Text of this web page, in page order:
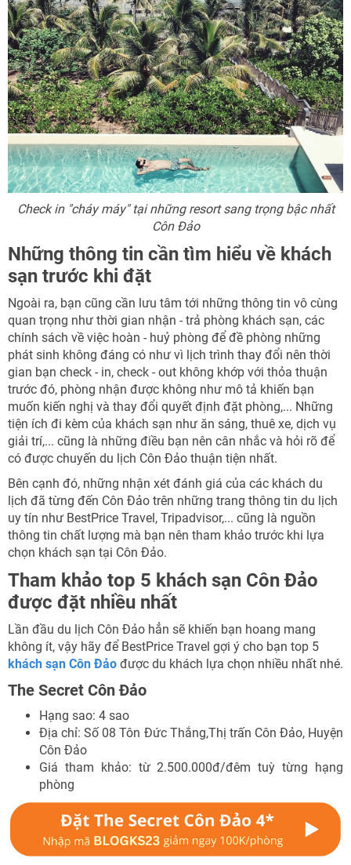
Check in "cháy máy" tại những resort sang trọng bậc nhất
Côn Đảo
Những thông tin cần tìm hiểu về khách
sạn trước khi đặt
Ngoài ra, bạn cũng cần lưu tâm tới những thông tin vô cùng
quan trọng như thời gian nhận - trả phòng khách sạn, các
chính sách về việc hoàn - huỷ phòng để đề phòng những
phát sinh không đáng có như vì lịch trình thay đổi nên thời
gian bạn check - in, check - out không khớp với thỏa thuận
trước đó, phòng nhận được không như mô tả khiến bạn
muốn kiến nghị và thay đổi quyết định đặt phòng,... Những
tiện ích đi kèm của khách sạn như ăn sáng, thuê xe, dịch vụ
giải trí,... cũng là những điều bạn nên cân nhắc và hỏi rõ để
có được chuyến du lịch Côn Đảo thuận tiện nhất.
Bên cạnh đó, những nhận xét đánh giá của các khách du
lịch đã từng đến Côn Đảo trên những trang thông tin du lịch
uy tín như BestPrice Travel, Tripadvisor,... cũng là nguồn
thông tin chất lượng mà bạn nên tham khảo trước khi lựa
chọn khách sạn tại Côn Đảo.
Tham khảo top 5 khách sạn Côn Đảo
được đặt nhiều nhất
Lần đầu du lịch Côn Đảo hẳn sẽ khiến bạn hoang mang
không ít, vậy hãy để BestPrice Travel gợi ý cho bạn top 5
khách sạn Côn Đảo được du khách lựa chọn nhiều nhất nhé.
The Secret Côn Đảo
Hạng sao: 4 sao
Địa chỉ: Số 08 Tôn Đức Thắng,Thị trấn Côn Đảo, Huyện
Côn Đảo
Giá tham khảo: từ 2.500.000đ/đêm tuỳ từng hạng
phòng